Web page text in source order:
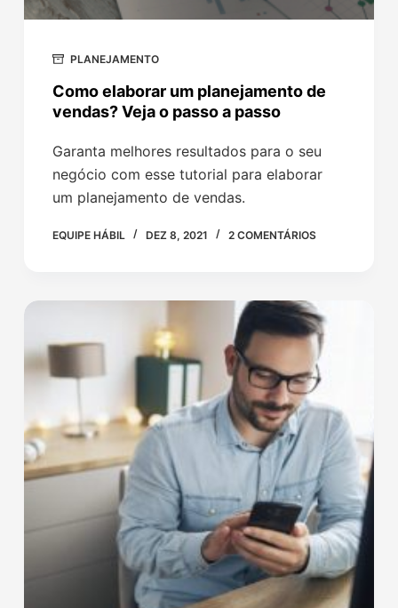
PLANEJAMENTO
Como elaborar um planejamento de
vendas? Veja o passo a passo
Garanta melhores resultados para o seu
negócio com esse tutorial para elaborar
um planejamento de vendas.
EQUIPE HÁBIL DEZ 8, 2021 2 COMENTÁRIOS